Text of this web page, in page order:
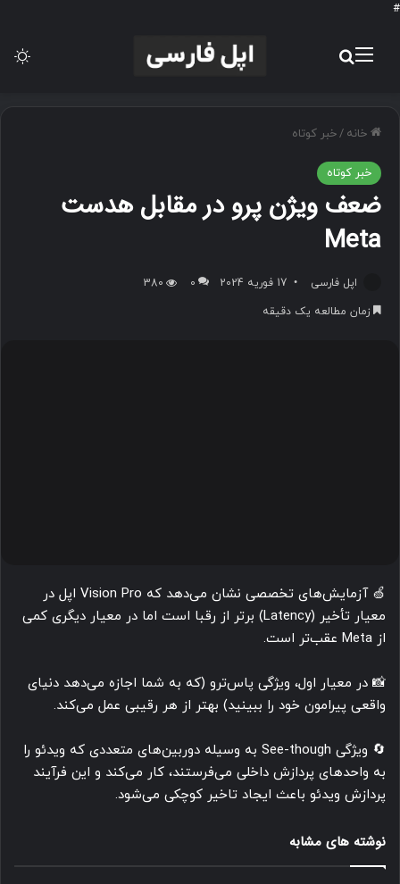
#
منو
خانه /خبر کوتاه
خبر کوتاه
ضعف ویژن پرو در مقابل هدست
Meta
اپل فارسی 17 فوریه 2024 0
380
زمان مطالعه یک دقیقه
🍏 آزمایش‌های تخصصی نشان می‌دهد که Vision Pro اپل در
معیار تأخیر (Latency) برتر از رقبا است اما در معیار دیگری کمی
از Meta عقب‌تر است.
📸 در معیار اول، ویژگی پاس‌ترو (که به شما اجازه می‌دهد دنیای
واقعی پیرامون خود را ببینید) بهتر از هر رقیبی عمل می‌کند.
🔄 ویژگی See-though به وسیله دوربین‌های متعددی که ویدئو را
به واحدهای پردازش داخلی می‌فرستند، کار می‌کند و این فرآیند
پردازش ویدئو باعث ایجاد تاخیر کوچکی می‌شود.
نوشته های مشابه